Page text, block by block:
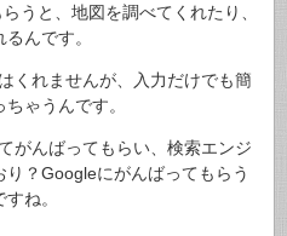
うと、地図を調べてくれたり、
んです。
くれませんが、入力だけでも簡
ゃうんです。
がんばってもらい、検索エンジ
？Googleにがんばってもらう
ね。